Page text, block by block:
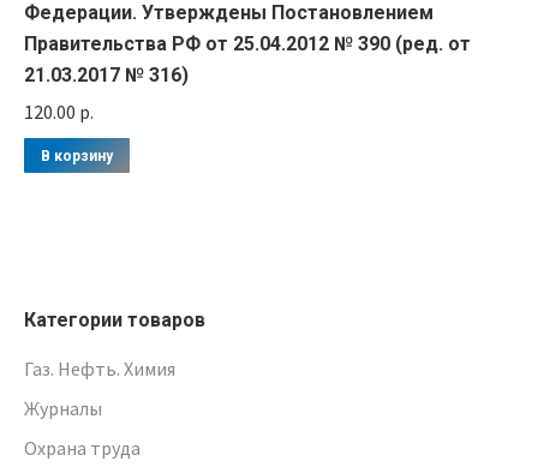
Федерации. Утверждены Постановлением
Правительства РФ от 25.04.2012 № 390 (ред. от
21.03.2017 № 316)
120.00 р.
В корзину
Категории товаров
Газ. Нефть. Химия
Журналы
Охрана труда